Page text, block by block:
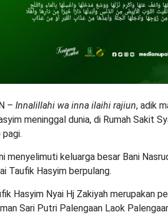
– Innalillahi wa inna ilaihi rajiun, adik
meninggal dunia, di Rumah Sakit
menyelimuti keluarga besar Bani
Taufik Hasyim berpulang.
Hasyim Nyai Hj Zakiyah merupakan
Sari Putri Palengaan Laok